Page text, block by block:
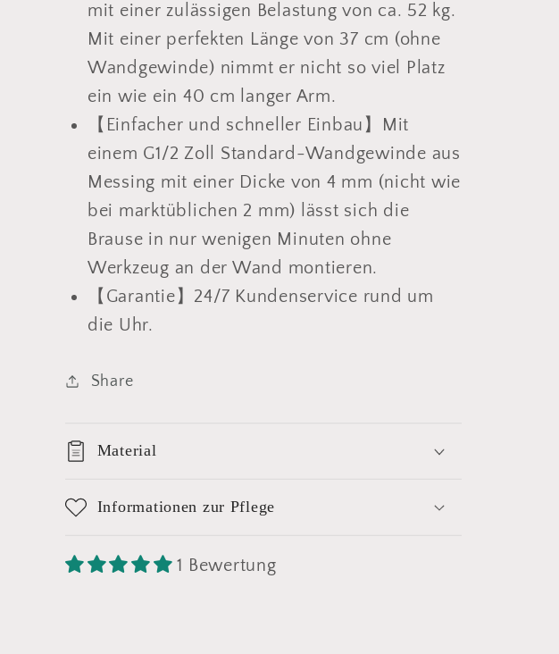
mit einer zulässigen Belastung von ca. 52 kg.
Mit einer perfekten Länge von 37 cm (ohne
Wandgewinde) nimmt er nicht so viel Platz
ein wie ein 40 cm langer Arm.
【Einfacher und schneller Einbau】Mit
einem G1/2 Zoll Standard-Wandgewinde aus
Messing mit einer Dicke von 4 mm (nicht wie
bei marktüblichen 2 mm) lässt sich die
Brause in nur wenigen Minuten ohne
Werkzeug an der Wand montieren.
【Garantie】24/7 Kundenservice rund um
die Uhr.
Share
Material
Informationen zur Pflege
1 Bewertung